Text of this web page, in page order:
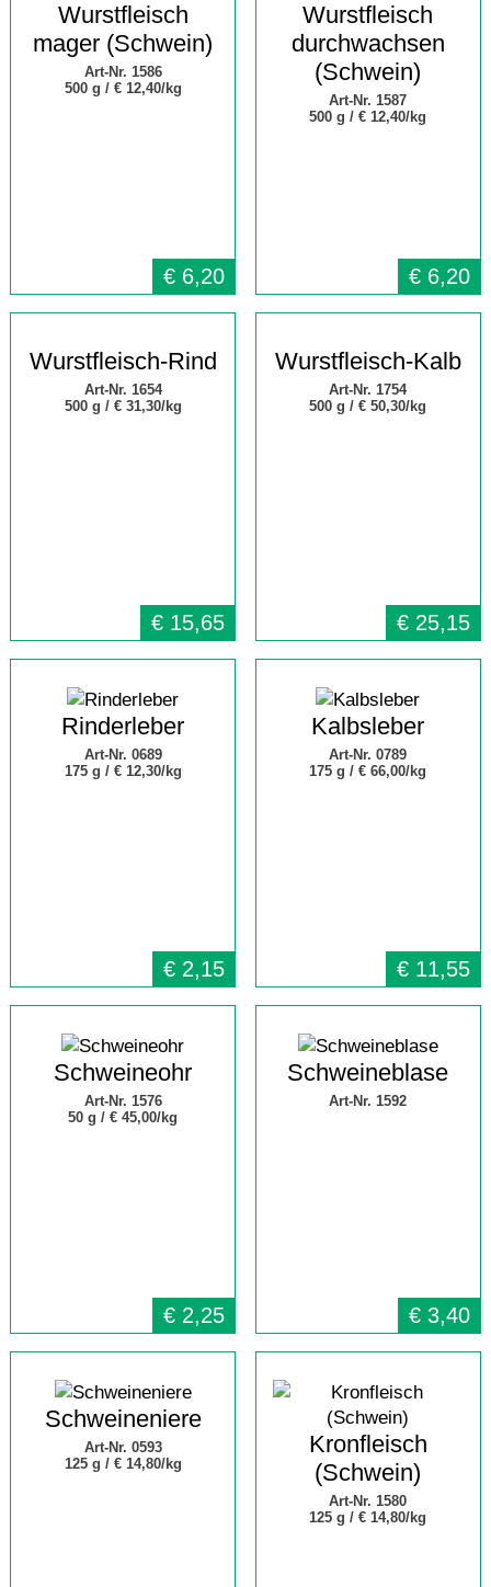
Wurstfleisch
mager (Schwein)
Art-Nr. 1586
500 g / € 12,40/kg
€ 6,20
Wurstfleisch
durchwachsen
(Schwein)
Art-Nr. 1587
500 g /€ 12,40/kg
€ 6,20
Wurstfleisch-Rind
Art-Nr. 1654
500 g / € 31,30/kg
€ 15,65
Wurstfleisch-Kalb
Art-Nr. 1754
500 g /€ 50,30/kg
€ 25,15
Rinderleber
Art-Nr. 0689
175 g / € 12,30/kg
€ 2,15
Kalbsleber
Art-Nr. 0789
175 g /€ 66,00/kg
€ 11,55
Schweineohr
Art-Nr. 1576
50 g / € 45,00/kg
€ 2,25
Schweineblase
Art-Nr. 1592
€ 3,40
Schweineniere
Art-Nr. 0593
125 g / € 14,80/kg
Kronfleisch
(Schwein)
Art-Nr. 1580
125 g /€ 14,80/kg